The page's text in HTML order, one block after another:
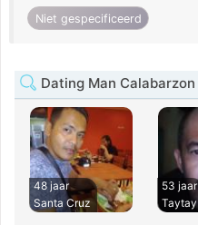
Niet gespecificeerd
Dating Man Calabarzon
48 jaar
Santa Cruz
53 jaar
Taytay